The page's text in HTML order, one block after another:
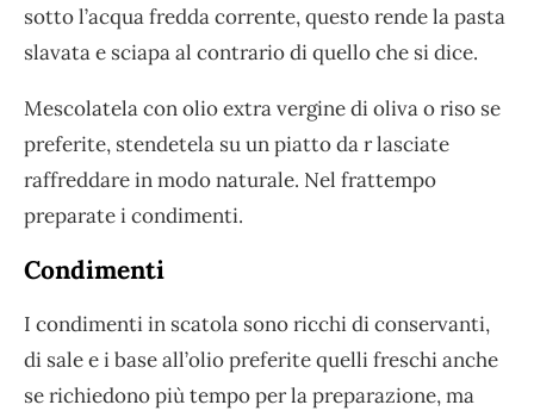
sotto l’acqua fredda corrente, questo rende la pasta
slavata e sciapa al contrario di quello che si dice.
Mescolatela con olio extra vergine di oliva o riso se
preferite, stendetela su un piatto da r lasciate
raffreddare in modo naturale. Nel frattempo
preparate i condimenti.
Condimenti
I condimenti in scatola sono ricchi di conservanti,
di sale e i base all’olio preferite quelli freschi anche
se richiedono più tempo per la preparazione, ma